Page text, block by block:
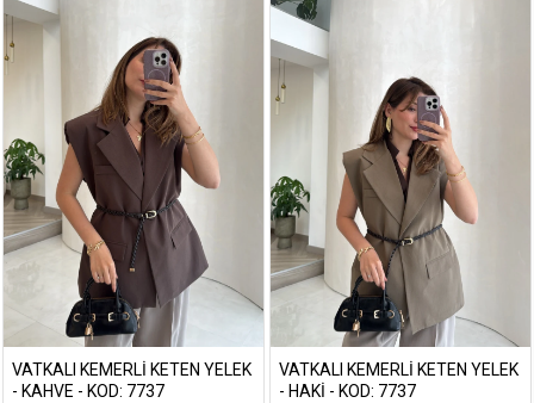
VATKALI KEMERLI KETEN YELEK
- KAHVE - KOD: 7737
VATKALI KEMERLI KETEN YELEK
- HAKI - KOD: 7737